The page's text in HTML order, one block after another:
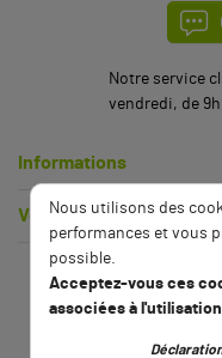
Notre service
vendredi, de 9h
Informations
Votre compte
Nous utilisons des
performances et vous
possible.
Acceptez-vous ces
associées à